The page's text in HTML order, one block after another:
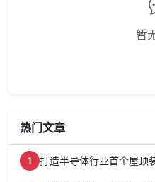
暂
热门文章
1 打造半导体行业首个屋顶